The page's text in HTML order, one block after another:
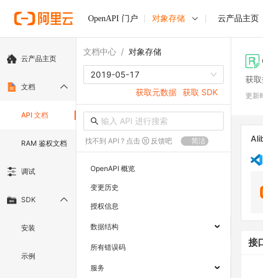
OpenAPI 门户 对象存储 云产品主页
云产品主页
文档
API 文档
RAM 鉴权文档
调试
SDK
安装
示例
文档中心 / 对象存储
2019-05-17
获取元数据 获取 SDK
找不到 API ? 点击 反馈吧 简洁
OpenAPI 概览
变更历史
授权信息
数据结构
所有错误码
服务
获
更新
接